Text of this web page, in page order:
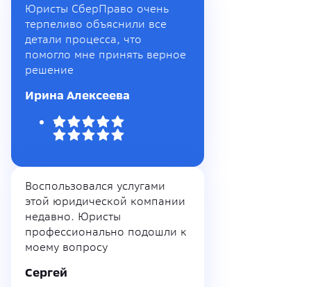
Юристы СберПраво очень
терпеливо объяснили все
детали процесса, что
помогло мне принять верное
решение
Ирина Алексеева
Воспользовался услугами
этой юридической компании
недавно. Юристы
профессионально подошли к
моему вопросу
Сергей